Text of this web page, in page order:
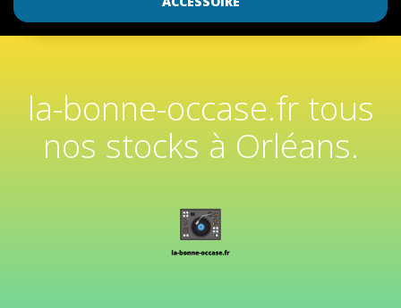
la-bonne-occase.fr tous
nos stocks à Orléans.